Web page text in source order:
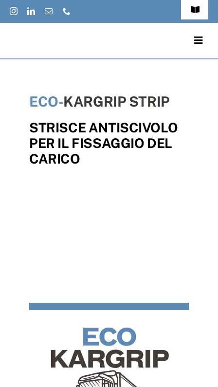
Salta
al
Toggle
Applicazioni
Cataloghi
ECO-KARGRIP STRIP
STRISCE ANTISCIVOLO
PER IL FISSAGGIO DEL
CARICO